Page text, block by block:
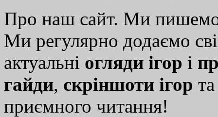
Про наш сайт. Ми
Ми регулярно додаємо
актуальні огляди ігор і
гайди, скріншоти ігор
приємного читання!